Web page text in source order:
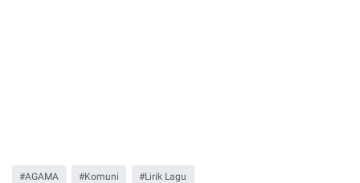
AGAMA Komuni Lirik Lagu